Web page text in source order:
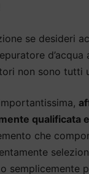
se desideri
d’acqua
non sono tutti
qualificata
che
semplicemente